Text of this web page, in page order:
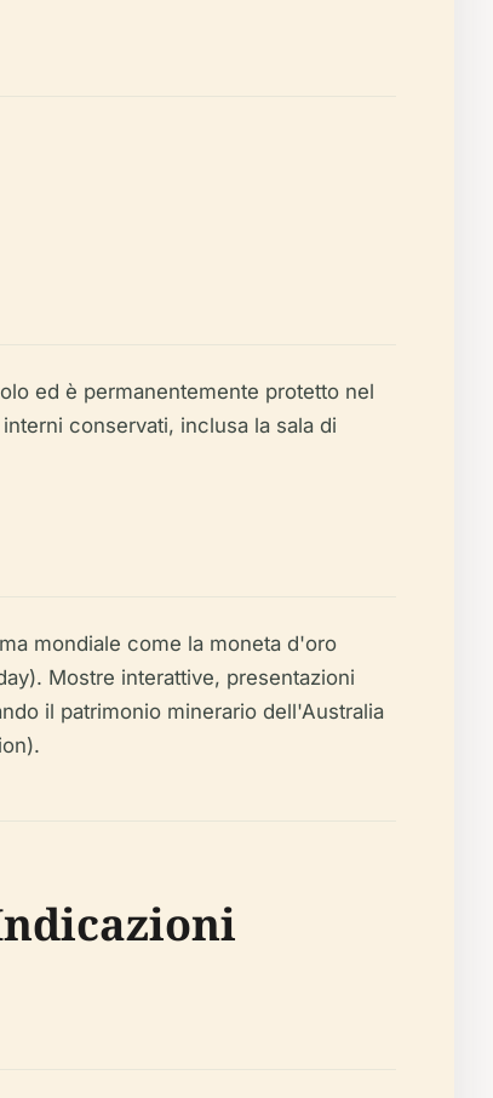
ed è permanentemente protetto nel
conservati, inclusa la sala di
mondiale come la moneta d'oro
Mostre interattive, presentazioni
il patrimonio minerario dell'Australia